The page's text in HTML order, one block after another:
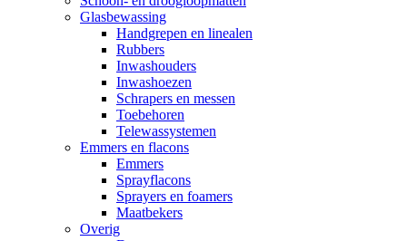
Glasbewassing
Handgrepen en linealen
Rubbers
Inwashouders
Inwashoezen
Schrapers en messen
Toebehoren
Telewassystemen
Emmers en flacons
Emmers
Sprayflacons
Sprayers en foamers
Maatbekers
Overig